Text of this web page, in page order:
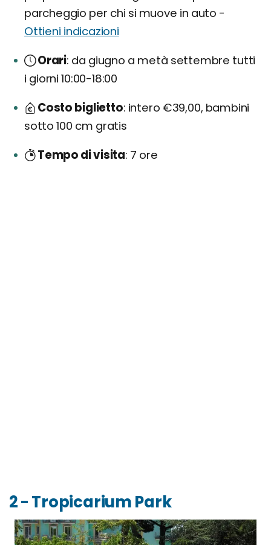
parcheggio per chi si muove in auto -
Ottieni indicazioni
Orari da giugno a metà settembre tutti
i giorni 10:00-18:00
Costo biglietto intero €39,00, bambini
sotto 100 cm gratis
Tempo di visita 7 ore
2 - Tropicarium Park